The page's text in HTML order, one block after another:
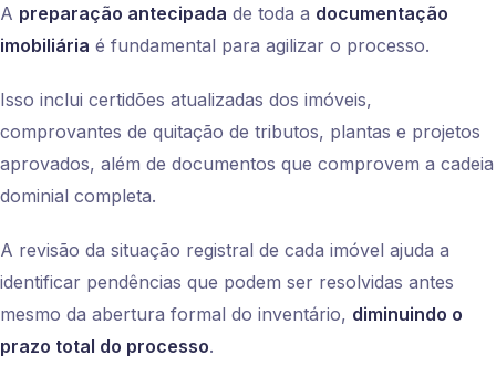
A preparação antecipada de toda a documentação
imobiliária é fundamental para agilizar o processo.
Isso inclui certidões atualizadas dos imóveis,
comprovantes de quitação de tributos, plantas e projetos
aprovados, além de documentos que comprovem a cadeia
dominial completa.
A revisão da situação registral de cada imóvel ajuda a
identificar pendências que podem ser resolvidas antes
mesmo da abertura formal do inventário, diminuindo o
prazo total do processo.